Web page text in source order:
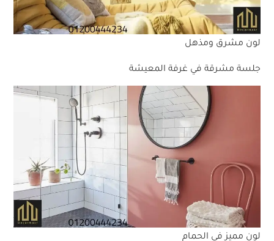
لون مشرق ومذهل
جلسة مشرقة في غرفة المعيشة
لون مميز في الحمام